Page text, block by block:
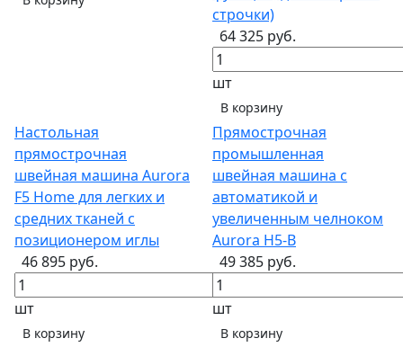
строчки)
64 325 руб.
шт
В корзину
Настольная
прямострочная
швейная машина Aurora
F5 Home для легких и
средних тканей с
позиционером иглы
46 895 руб.
шт
В корзину
Прямострочная
промышленная
швейная машина с
автоматикой и
увеличенным челноком
Aurora H5-B
49 385 руб.
шт
В корзину